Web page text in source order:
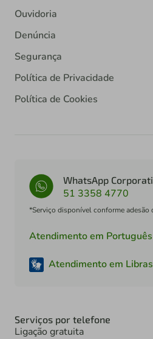
Ouvidoria
Denúncia
Segurança
Política de Privacidade
Política de Cookies
WhatsApp
51 3358 4770
*Serviço disponível conforme adesão
Atendimento em Português
Atendimento em Libras
Serviços por telefone
Ligação gratuita